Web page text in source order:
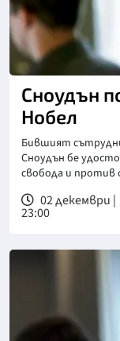
Сноудън
Нобел
Бившият
Сноудън бе
свобода и против
02 декември |
23:00